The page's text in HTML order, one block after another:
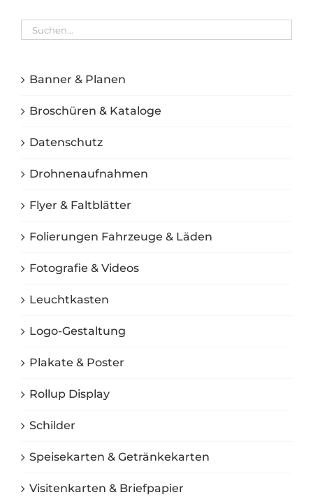
Banner & Planen
Broschüren & Kataloge
Datenschutz
Drohnenaufnahmen
Flyer & Faltblätter
Folierungen Fahrzeuge & Läden
Fotografie & Videos
Leuchtkasten
Logo-Gestaltung
Plakate & Poster
Rollup Display
Schilder
Speisekarten & Getränkekarten
Visitenkarten & Briefpapier